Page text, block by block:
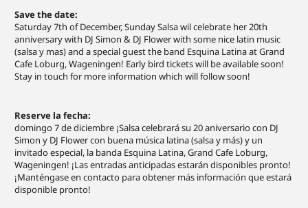
Save the date:
Saturday 7th of December, Sunday Salsa wil celebrate her 20th
anniversary with DJ Simon & DJ Flower with some nice latin music
(salsa y mas) and a special guest the band Esquina Latina at Grand
Cafe Loburg, Wageningen! Early bird tickets will be available soon!
Stay in touch for more information which will follow soon!
Reserve la fecha:
domingo 7 de diciembre ¡Salsa celebrará su 20 aniversario con DJ
Simon y DJ Flower con buena música latina (salsa y más) y un
invitado especial, la banda Esquina Latina, Grand Cafe Loburg,
Wageningen! ¡Las entradas anticipadas estarán disponibles pronto!
¡Manténgase en contacto para obtener más información que estará
disponible pronto!